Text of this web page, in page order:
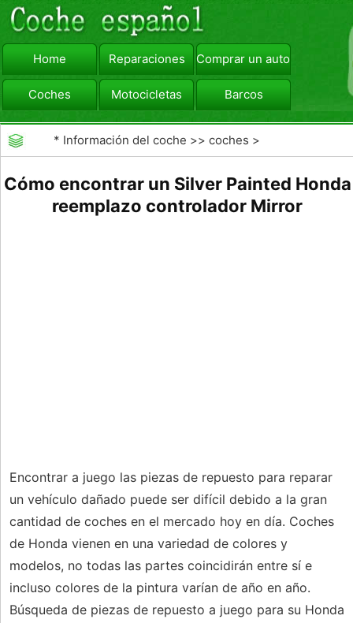
Home Reparaciones Comprar un automóvil
Coches Motocicletas Barcos
viajar Camiones
* Información del coche >>coches >
coches General
Cómo encontrar un Silver Painted Honda
reemplazo controlador Mirror
Encontrar a juego las piezas de repuesto para reparar
un vehículo dañado puede ser difícil debido a la gran
cantidad de coches en el mercado hoy en día. Coches
de Honda vienen en una variedad de colores y
modelos, no todas las partes coincidirán entre sí e
incluso colores de la pintura varían de año en año.
Búsqueda de piezas de repuesto a juego para su Honda